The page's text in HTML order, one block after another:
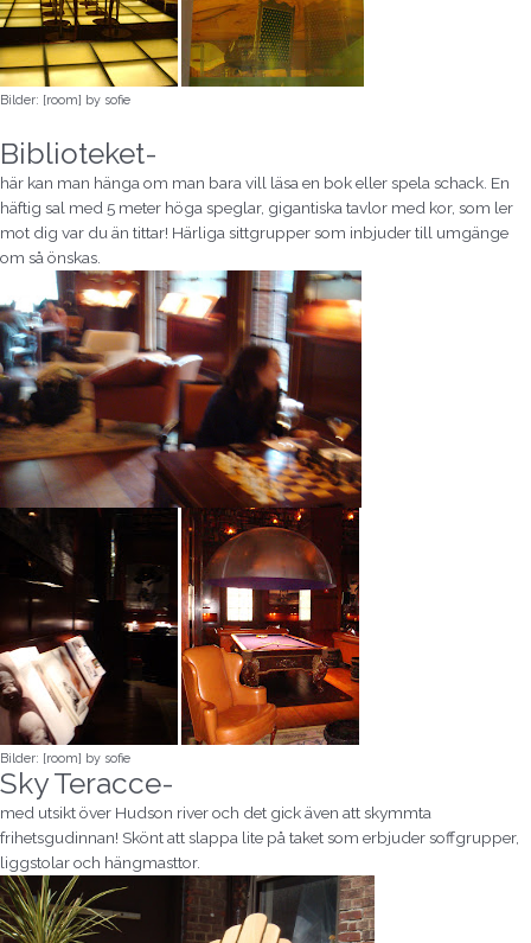
Bilder: [room] by sofie
Biblioteket-
här kan man hänga om man bara vill läsa en bok eller spela schack. En
häftig sal med 5 meter höga speglar, gigantiska tavlor med kor, som ler
mot dig var du än tittar! Härliga sittgrupper som inbjuder till umgänge
om så önskas.
Bilder: [room] by sofie
Sky Teracce-
med utsikt över Hudson river och det gick även att skymmta
frihetsgudinnan! Skönt att slappa lite på taket som erbjuder soffgrupper,
liggstolar och hängmasttor.